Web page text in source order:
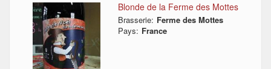
Blonde de la Ferme des Mottes
Brasserie: Ferme des Mottes
Pays: France